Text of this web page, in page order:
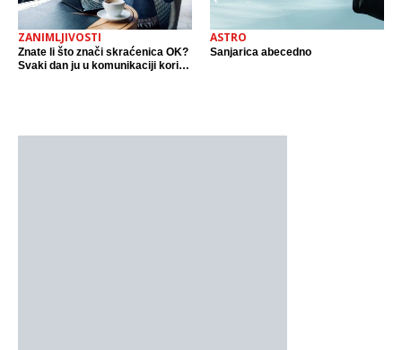
ZANIMLJIVOSTI
Znate li što znači skraćenica OK?
Svaki dan ju u komunikaciji koristi
ASTRO
Sanjarica abecedno